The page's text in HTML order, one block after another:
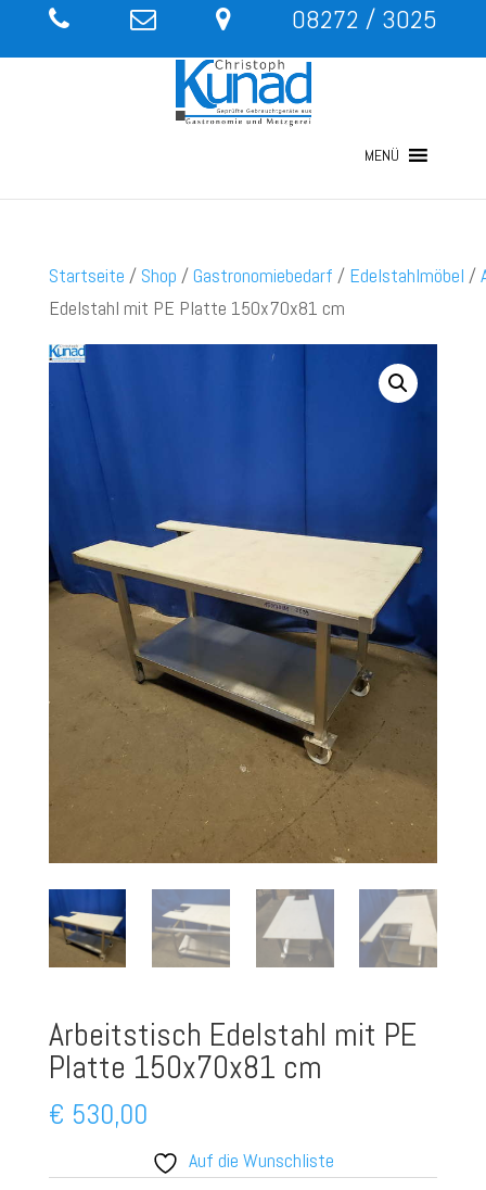
08272 / 3025
MENÜ
Startseite / Shop /Gastronomiebedarf / Edelstahlmöbel /
Edelstahl mit PE Platte 150x70x81 cm
Arbeitstisch Edelstahl mit PE
Platte 150x70x81 cm
€ 530,00
Auf die Wunschliste